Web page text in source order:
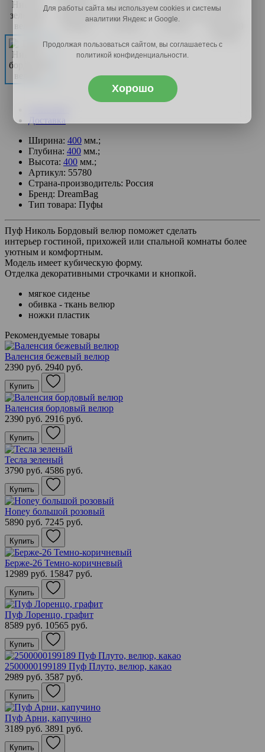
Доставка
Ширина: 400 мм.;
Глубина: 400 мм.;
Высота: 400 мм.;
Артикул: 55780
Страна-производитель: Россия
Бренд: DreamBag
Тип товара: Пуфы
Пуф Николь Бордовый велюр поможет сделать
интерьер гостиной, прихожей или спальной комнаты более
уютным и комфортным.
Модель имеет кубическую форму.
Отделка декоративными строчками и кнопкой.
мягкое сиденье
обивка - ткань велюр
ножки пластик
Рекомендуемые товары
Валенсия бежевый велюр
2390 руб. 2940 руб.
Купить
Валенсия бордовый велюр
2390 руб. 2916 руб.
Купить
Тесла зеленый
3790 руб. 4586 руб.
Купить
Honey большой розовый
5890 руб. 7245 руб.
Купить
Берже-26 Темно-коричневый
12989 руб. 15847 руб.
Купить
Пуф Лоренцо, графит
8589 руб. 10565 руб.
Купить
2500000199189 Пуф Плуто, велюр, какао
2989 руб. 3587 руб.
Купить
Пуф Арни, капучино
3189 руб. 3891 руб.
Купить
Для работы сайта мы используем cookies и системы
аналитики Яндекс и Google.
Продолжая пользоваться сайтом, вы соглашаетесь с
политикой конфиденциальности.
Хорошо